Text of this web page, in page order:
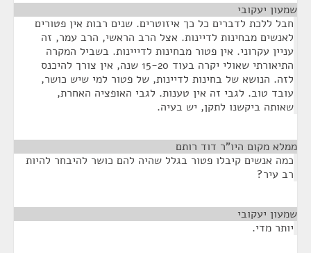
שמעון יעקובי
חבל ללכת לדברים כל כך איזוטרים. שנים רבות אין פטורים
לאנשים מבחינות לדיינות. אצל הרב הראשי, הרב עמר, זה
עניין עקרוני. אין פטור מבחינות לדייינות. בשביל המקרה
התיאורתי שאולי יקרה בעוד 15-20 שנה, אין צורך להיכנס
לזה. הנושא של בחינות לדיינות, של פטור למי שיש כושר,
עובד טוב. לגבי זה אין טענות. לגבי האופציה האחרת,
שאותה ביקשנו לתקן, יש בעיה.
ממלא מקום היו"ר דוד רותם
כמה אנשים קיבלו פטור בגלל שהיה להם כושר להיבחר להיות
רב עיר?
שמעון יעקובי
יותר מדי.